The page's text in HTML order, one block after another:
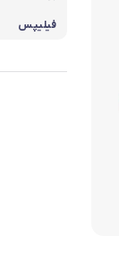
گوشتکوب برقیفیلیپس